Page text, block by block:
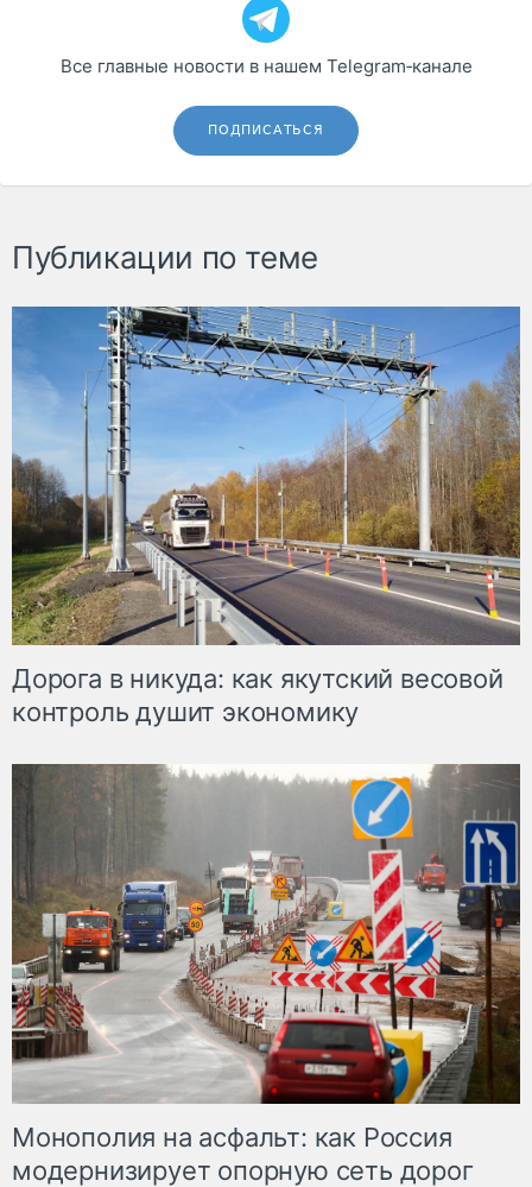
Все главные новости в нашем Telegram‑канале
ПОДПИСАТЬСЯ
Публикации по теме
Дорога в никуда: как якутский весовой
контроль душит экономику
Монополия на асфальт: как Россия
модернизирует опорную сеть дорог